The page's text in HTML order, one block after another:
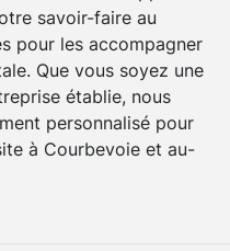
savoir-faire au
pour les accompagner
Que vous soyez une
établie, nous
personnalisé pour
à Courbevoie et au-